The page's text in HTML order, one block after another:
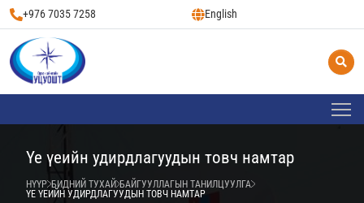
+976 7035 7258 English
Үе үеийн удирдлагуудын товч намтар
НҮҮР БИДНИЙ ТУХАЙ БАЙГУУЛЛАГЫН ТАНИЛЦУУЛГА
ҮЕ ҮЕИЙН УДИРДЛАГУУДЫН ТОВЧ НАМТАР